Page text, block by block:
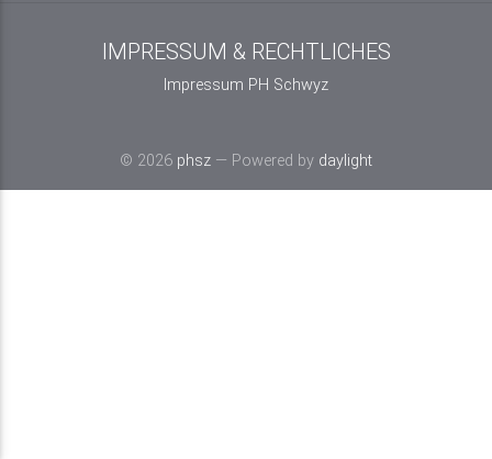
IMPRESSUM & RECHTLICHES
Impressum PH Schwyz
© 2026 phsz — Powered by daylight